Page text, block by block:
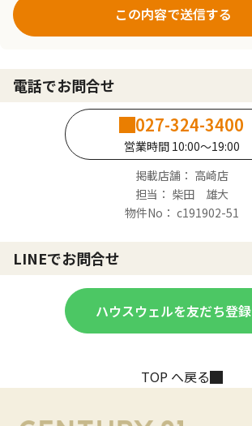
この内容で送信する
電話でお問合せ
027-324-3400
営業時間 10:00～19:00
掲載店舗： 高崎店
担当： 柴田 雄大
物件No： c191902-51
LINEでお問合せ
ハウスウェルを友だち登録
TOP へ戻る